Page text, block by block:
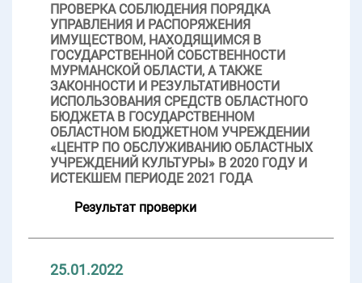
ПРОВЕРКА СОБЛЮДЕНИЯ ПОРЯДКА
УПРАВЛЕНИЯ И РАСПОРЯЖЕНИЯ
ИМУЩЕСТВОМ, НАХОДЯЩИМСЯ В
ГОСУДАРСТВЕННОЙ СОБСТВЕННОСТИ
МУРМАНСКОЙ ОБЛАСТИ, А ТАКЖЕ
ЗАКОННОСТИ И РЕЗУЛЬТАТИВНОСТИ
ИСПОЛЬЗОВАНИЯ СРЕДСТВ ОБЛАСТНОГО
БЮДЖЕТА В ГОСУДАРСТВЕННОМ
ОБЛАСТНОМ БЮДЖЕТНОМ УЧРЕЖДЕНИИ
«ЦЕНТР ПО ОБСЛУЖИВАНИЮ ОБЛАСТНЫХ
УЧРЕЖДЕНИЙ КУЛЬТУРЫ» В 2020 ГОДУ И
ИСТЕКШЕМ ПЕРИОДЕ 2021 ГОДА
Результат проверки
25.01.2022